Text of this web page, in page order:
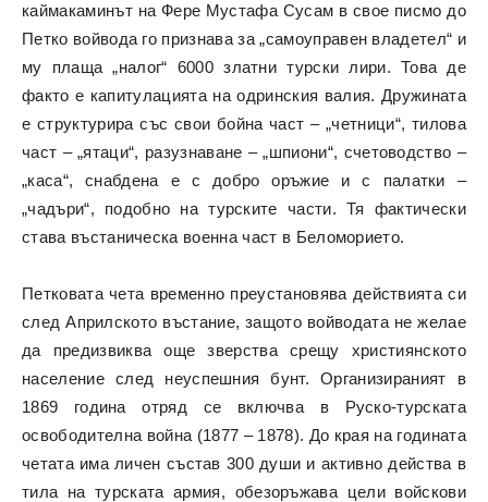
каймакаминът на Фере Мустафа Сусам в свое писмо до
Петко войвода го признава за „самоуправен владетел“ и
му плаща „налог“ 6000 златни турски лири. Това де
факто е капитулацията на одринския валия. Дружината
е структурира със свои бойна част – „четници“, тилова
част – „ятаци“, разузнаване – „шпиони“, счетоводство –
„каса“, снабдена е с добро оръжие и с палатки –
„чадъри“, подобно на турските части. Тя фактически
става въстаническа военна част в Беломорието.
Петковата чета временно преустановява действията си
след Априлското въстание, защото войводата не желае
да предизвиква още зверства срещу християнското
население след неуспешния бунт. Организираният в
1869 година отряд се включва в Руско-турската
освободителна война (1877 – 1878). До края на годината
четата има личен състав 300 души и активно действа в
тила на турската армия, обезоръжава цели войскови